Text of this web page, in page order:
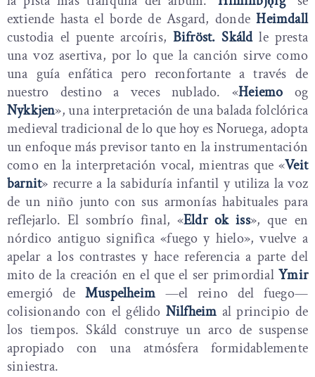
extiende hasta el borde de Asgard, dondeHeimdall
custodia el puente arcoíris, Bifröst. Skáldle presta
una voz asertiva, por lo que la canción sirve como
una guía enfática pero reconfortante a través de
nuestro destino a veces nublado. «Heiemo og
Nykkjen», una interpretación de una balada folclórica
medieval tradicional de lo que hoy es Noruega, adopta
un enfoque más previsor tanto en la instrumentación
como en la interpretación vocal, mientras que «Veit
barnit» recurre a la sabiduría infantil y utiliza la voz
de un niño junto con sus armonías habituales para
reflejarlo. El sombrío final, «Eldr ok iss», que en
nórdico antiguo significa «fuego y hielo», vuelve a
apelar a los contrastes y hace referencia a parte del
mito de la creación en el que el ser primordialYmir
emergió deMuspelheim —el reino del fuego—
colisionando con el gélido Nilfheim al principio de
los tiempos. Skáld construye un arco de suspense
apropiado con una atmósfera formidablemente
siniestra.